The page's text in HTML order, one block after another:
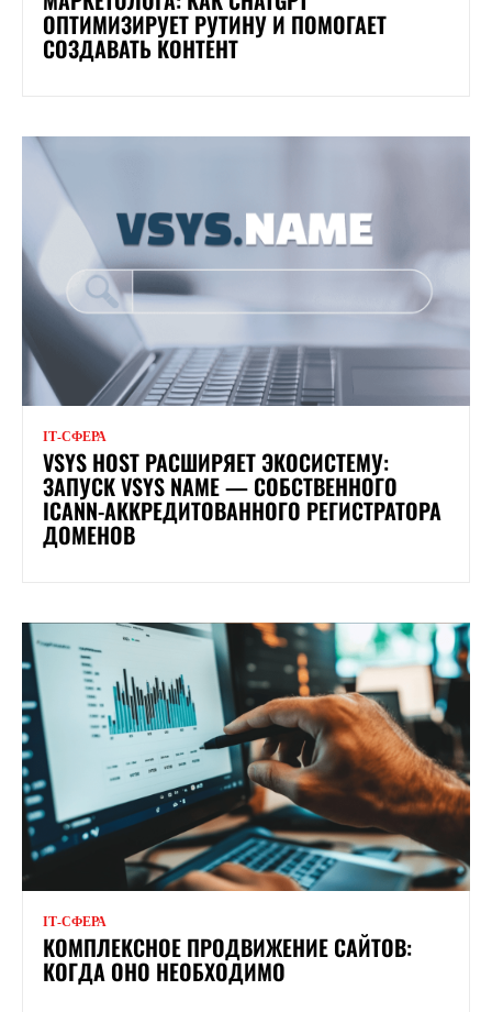
ОПТИМИЗИРУЕТ РУТИНУ И ПОМОГАЕТ
СОЗДАВАТЬ КОНТЕНТ
ІТ-СФЕРА
VSYS HOST РАСШИРЯЕТ ЭКОСИСТЕМУ:
ЗАПУСК VSYS NAME — СОБСТВЕННОГО
ICANN-АККРЕДИТОВАННОГО РЕГИСТРАТОРА
ДОМЕНОВ
ІТ-СФЕРА
КОМПЛЕКСНОЕ ПРОДВИЖЕНИЕ САЙТОВ:
КОГДА ОНО НЕОБХОДИМО